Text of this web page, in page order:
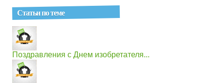
Статьи по теме
Поздравления с Днем изобретателя...